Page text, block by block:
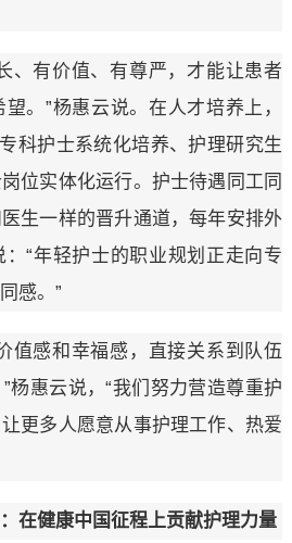
、有价值、有尊严，才能让患者
。”杨惠云说。在人才培养上，
科护士系统化培养、护理研究生
位实体化运行。护士待遇同工同
生一样的晋升通道，每年安排外
“年轻护士的职业规划正走向专
感。”
值感和幸福感，直接关系到队伍
杨惠云说，“我们努力营造尊重护
更多人愿意从事护理工作、热爱
在健康中国征程上贡献护理力量